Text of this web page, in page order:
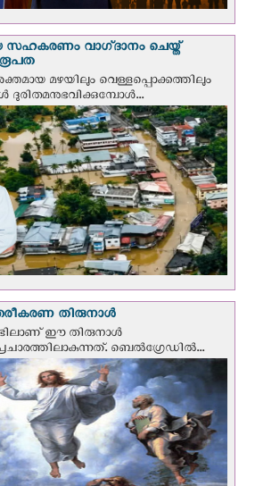
സഹകരണം വാഗ്‌ദാനം ചെയ്ത്
മഴയിലും വെള്ളപ്പൊക്കത്തിലും
ദുരിതമനുഭവിക്കുമ്പോൾ...
തിരുനാള്‍
ഈ തിരുനാള്‍
ബെല്‍ഗ്രേഡില്‍...